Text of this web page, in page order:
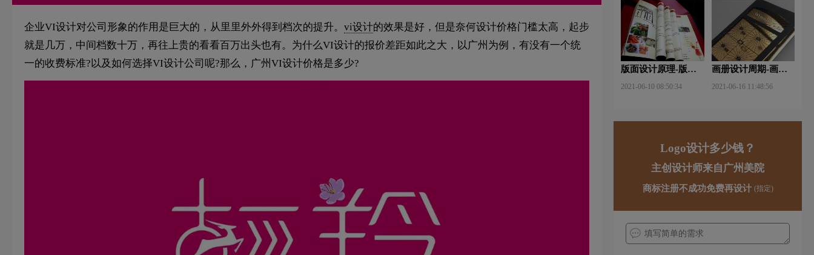
企业VI设计对公司形象的作用是巨大的，从里里外外得到档次的提升。 vi设计的效果是好，但是奈何设计价格门槛太高，起步
就是几万，中间档数十万，再往上贵的看看百万出头也有。为什么VI设计的报价差距如此之大，以广州为例，有没有一个统
一的收费标准?以及如何选择VI设计公司呢?那么，广州VI设计价格是多少?
版面设计原理-版面
素？
2021-06-10 08:50:34
画册设计周期-画册
成？
2021-06-16 11:48:56
Logo设计多少钱？
主创设计师来自广州美院
商标注册不成功免费再设计 (指定)